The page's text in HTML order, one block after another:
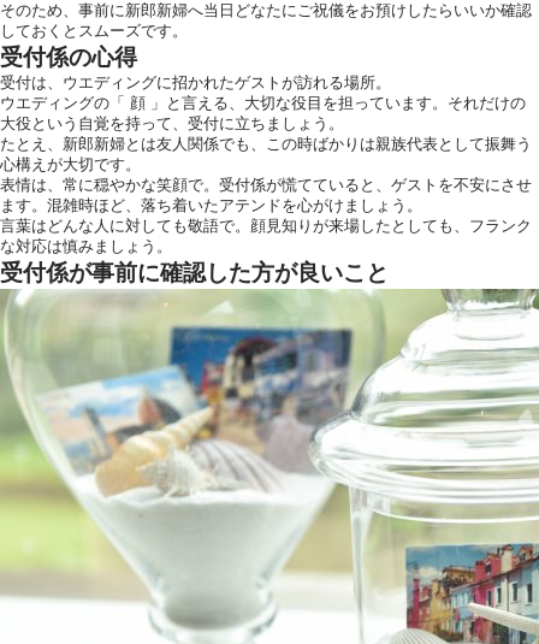
運営会社情報
そのため、事前に新郎新婦へ当日どなたにご祝儀をお預けしたらいいか確認
しておくとスムーズです。
受付係の心得
受付は、ウエディングに招かれたゲストが訪れる場所。
ウエディングの「 顔 」と言える、大切な役目を担っています。それだけの
大役という自覚を持って、受付に立ちましょう。
たとえ、新郎新婦とは友人関係でも、この時ばかりは親族代表として振舞う
心構えが大切です。
表情は、常に穏やかな笑顔で。受付係が慌てていると、ゲストを不安にさせ
ます。混雑時ほど、落ち着いたアテンドを心がけましょう。
言葉はどんな人に対しても敬語で。顔見知りが来場したとしても、フランク
な対応は慎みましょう。
受付係が事前に確認した方が良いこと